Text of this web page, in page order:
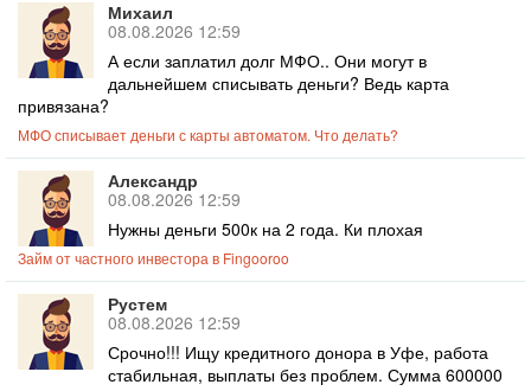
Михаил
08.08.2026 12:59
А если заплатил долг МФО.. Они могут в
дальнейшем списывать деньги? Ведь карта
привязана?
МФО списывает деньги с карты автоматом. Что делать?
Александр
08.08.2026 12:59
Нужны деньги 500к на 2 года. Ки плохая
Займ от частного инвестора в Fingooroo
Рустем
08.08.2026 12:59
Срочно!!! Ищу кредитного донора в Уфе, работа
стабильная, выплаты без проблем. Сумма 600000